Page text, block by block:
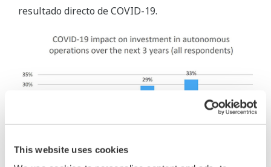
This website uses cookies
resultado directo de COVID-19.